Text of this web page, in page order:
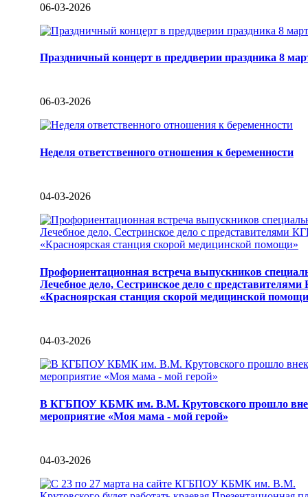
06-03-2026
Праздничный концерт в преддверии праздника 8
06-03-2026
Неделя ответственного отношения к беременности
04-03-2026
Профориентационная встреча выпускников
Лечебное дело, Сестринское дело с
«Красноярская станция скорой медицинской
04-03-2026
В КГБПОУ КБМК им. В.М. Крутовского прошло
мероприятие «Моя мама - мой герой»
04-03-2026